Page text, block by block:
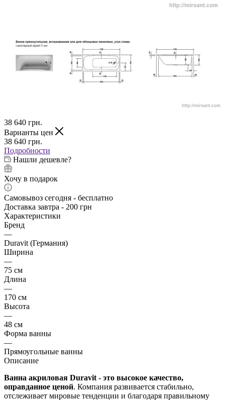
38 640 грн.
Варианты цен
38 640 грн.
Подробности
Нашли дешевле?
Хочу в подарок
Самовывоз сегодня - бесплатно
Доставка завтра - 200 грн
Характеристики
Бренд
—
Duravit (Германия)
Ширина
—
75 см
Длина
—
170 см
Высота
—
48 см
Форма ванны
—
Прямоугольные ванны
Описание
Ванна акриловая Duravit - это высокое качество,
оправданное ценой. Компания развивается стабильно,
отслеживает мировые тенденции и благодаря правильному